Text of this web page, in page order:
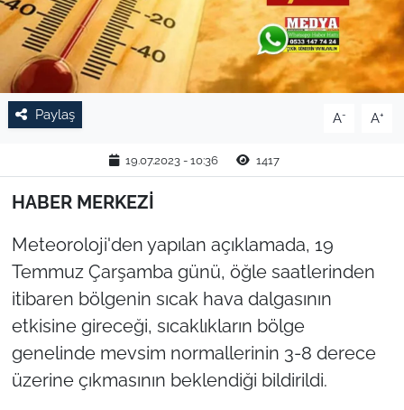
Paylaş A- A+
19.07.2023 - 10:36 1417
HABER MERKEZİ
Meteoroloji'den yapılan açıklamada, 19
Temmuz Çarşamba günü, öğle saatlerinden
itibaren bölgenin sıcak hava dalgasının
etkisine gireceği, sıcaklıkların bölge
genelinde mevsim normallerinin 3-8 derece
üzerine çıkmasının beklendiği bildirildi.
RESMİ İLAN
SPOR
YAŞAM
EDİRNE
KIRKLARELİ
ÇANAKKALE
TÜRKİYE